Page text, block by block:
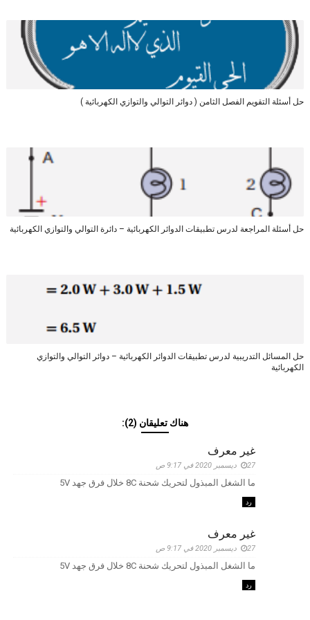
حل أسئلة التقويم الفصل الثامن ( دوائر التوالي والتوازي الكهربائية )
حل أسئلة المراجعة لدرس تطبيقات الدوائر الكهربائية – دائرة التوالي والتوازي الكهربائية
حل المسائل التدريبية لدرس تطبيقات الدوائر الكهربائية – دوائر التوالي والتوازي
الكهربائية
هناك تعليقان (2):
غير معرف
27 ديسمبر 2020 في 9:17 ص
ما الشغل المبذول لتحريك شحنة 8C خلال فرق جهد 5V
رد
غير معرف
27 ديسمبر 2020 في 9:17 ص
ما الشغل المبذول لتحريك شحنة 8C خلال فرق جهد 5V
رد